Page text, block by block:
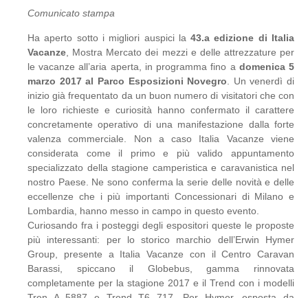
Comunicato stampa
Ha aperto sotto i migliori auspici la 43.a edizione di Italia
Vacanze , Mostra Mercato dei mezzi e delle attrezzature per
le vacanze all’aria aperta, in programma fino a domenica 5
marzo 2017 al Parco Esposizioni Novegro . Un venerdì di
inizio già frequentato da un buon numero di visitatori che con
le loro richieste e curiosità hanno confermato il carattere
concretamente operativo di una manifestazione dalla forte
valenza commerciale. Non a caso Italia Vacanze viene
considerata come il primo e più valido appuntamento
specializzato della stagione camperistica e caravanistica nel
nostro Paese. Ne sono conferma la serie delle novità e delle
eccellenze che i più importanti Concessionari di Milano e
Lombardia, hanno messo in campo in questo evento.
Curiosando fra i posteggi degli espositori queste le proposte
più interessanti: per lo storico marchio dell’Erwin Hymer
Group, presente a Italia Vacanze con il Centro Caravan
Barassi, spiccano il Globebus, gamma rinnovata
completamente per la stagione 2017 e il Trend con i modelli